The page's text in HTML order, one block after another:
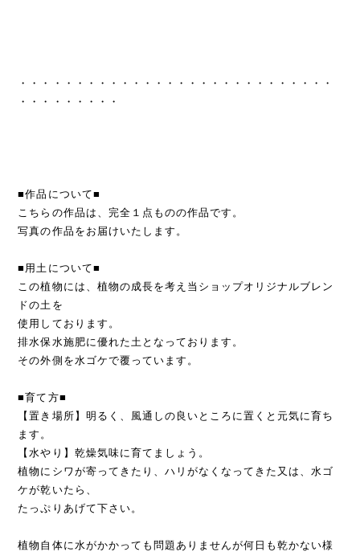
・・・・・・・・・・・・・・・・・・・・・・・・・・・・
・・・・・・・・・
■作品について■
こちらの作品は、完全１点ものの作品です。
写真の作品をお届けいたします。
■用土について■
この植物には、植物の成長を考え当ショップオリジナルブレン
ドの土を
使用しております。
排水保水施肥に優れた土となっております。
その外側を水ゴケで覆っています。
■育て方■
【置き場所】明るく、風通しの良いところに置くと元気に育ち
ます。
【水やり】乾燥気味に育てましょう。
植物にシワが寄ってきたり、ハリがなくなってきた又は、水ゴ
ケが乾いたら、
たっぷりあげて下さい。
植物自体に水がかかっても問題ありませんが何日も乾かない様